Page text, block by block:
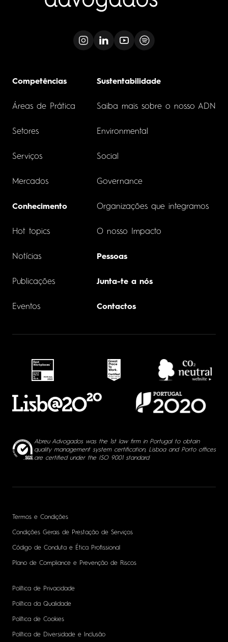
Competências
Áreas de Prática
Setores
Serviços
Mercados
Conhecimento
Hot topics
Notícias
Publicações
Eventos
Sustentabilidade
Saiba mais sobre o nosso ADN
Environmental
Social
Governance
Organizações que integramos
O nosso Impacto
Pessoas
Junta-te a nós
Contactos
Abreu Advogados was the 1st law firm in Portugal to obtain
quality management system certification, Lisboa and Porto offices
are certified under the ISO 9001 standard
Termos e Condições
Condições Gerais de Prestação de Serviços
Código de Conduta e Ética Profissional
Plano de Compliance e Prevenção de Riscos
Política de Privacidade
Política da Qualidade
Política de Cookies
Política de Diversidade e Inclusão